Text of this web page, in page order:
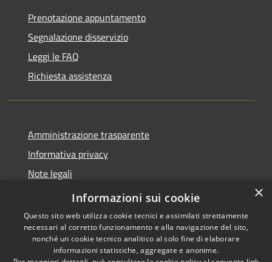
Prenotazione appuntamento
Segnalazione disservizio
Leggi le FAQ
Richiesta assistenza
Amministrazione trasparente
Informativa privacy
Note legali
Dichiarazione di accessibilità
Copyright © 2026 • Comune di
×
Informazioni sui cookie
Questo sito web utilizza cookie tecnici e assimilati strettamente
necessari al corretto funzionamento e alla navigazione del sito,
nonché un cookie tecnico analitico al solo fine di elaborare
informazioni statistiche, aggregate e anonime.